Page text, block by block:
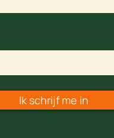
Ik schrijf me in